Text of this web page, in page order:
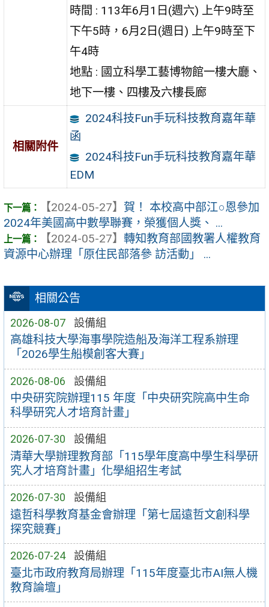
相關公告
2026-08-07 設備組
高雄科技大學海事學院造船及海洋工程系辦理
「2026學生船模創客大賽」
2026-08-06 設備組
中央研究院辦理115 年度「中央研究院高中生命
科學研究人才培育計畫」
2026-07-30 設備組
清華大學辦理教育部「115學年度高中學生科學研
究人才培育計畫」化學組招生考試
2026-07-30 設備組
遠哲科學教育基金會辦理「第七屆遠哲文創科學
探究競賽」
2026-07-24 設備組
臺北市政府教育局辦理「115年度臺北市AI無人機
教育論壇」
時間 : 113年6月1日(週六) 上午9時至
下午5時，6月2日(週日) 上午9時至下
午4時
地點 : 國立科學工藝博物館一樓大廳、
地下一樓、四樓及六樓長廊
相關附件
2024科技Fun手玩科技教育嘉年華
函
2024科技Fun手玩科技教育嘉年華
EDM
【2024-05-27】 賀！ 本校高中部江○恩參加
2024年美國高中數學聯賽，榮獲個人獎、 ...
【2024-05-27】 轉知教育部國教署人權教育
資源中心辦理「原住民部落參 訪活動」 ...